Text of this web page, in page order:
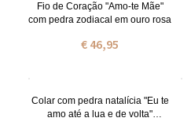
Fio de Coração "Amo-te Mãe"
com pedra zodiacal em ouro rosa
€ 46,95
Colar com pedra natalícia "Eu te
amo até a lua e de volta"